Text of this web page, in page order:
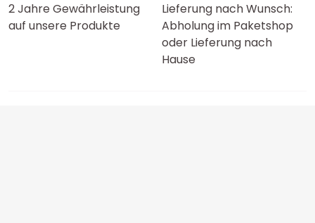
2 Jahre Gewährleistung
auf unsere Produkte
Lieferung nach Wunsch:
Abholung im Paketshop
oder Lieferung nach
Hause